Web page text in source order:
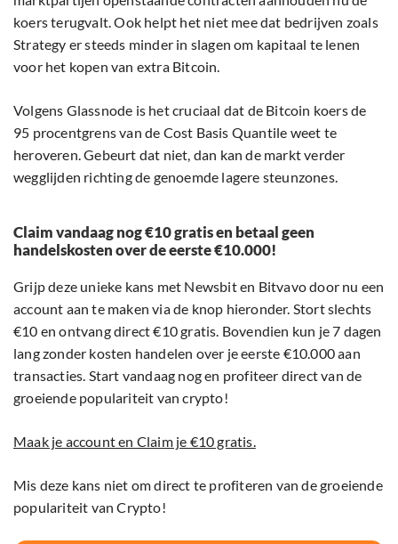
koers terugvalt. Ook helpt het niet mee dat bedrijven zoals
Strategy er steeds minder in slagen om kapitaal te lenen
voor het kopen van extra Bitcoin.
Volgens Glassnode is het cruciaal dat de Bitcoin koers de
95 procentgrens van de Cost Basis Quantile weet te
heroveren. Gebeurt dat niet, dan kan de markt verder
wegglijden richting de genoemde lagere steunzones.
Claim vandaag nog €10 gratis en betaal geen
handelskosten over de eerste €10.000!
Grijp deze unieke kans met Newsbit en Bitvavo door nu een
account aan te maken via de knop hieronder. Stort slechts
€10 en ontvang direct €10 gratis. Bovendien kun je 7 dagen
lang zonder kosten handelen over je eerste €10.000 aan
transacties. Start vandaag nog en profiteer direct van de
groeiende populariteit van crypto!
Maak je account en Claim je €10 gratis.
Mis deze kans niet om direct te profiteren van de groeiende
populariteit van Crypto!